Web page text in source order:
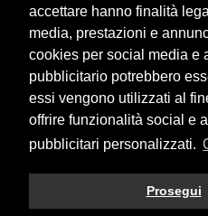
accettare hanno finalità
media, prestazioni e
cookies per social media e
pubblicitario potrebbero
essi vengono utilizzati al
offrire funzionalità social e
pubblicitari personalizzati.
Prosegui
ISCRIVITI ALLA
Ho letto la privacy policy del sito e
personali per ricevere
© 2026 Fratelli Carfora